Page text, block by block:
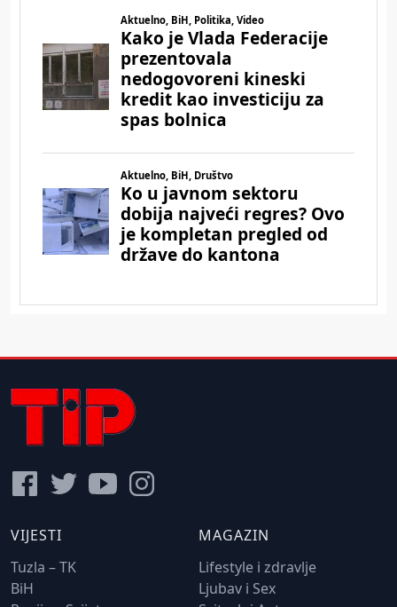
VIJESTI
Tuzla – TK
BiH
MAGAZIN
Lifestyle i zdravlje
Ljubav i Sex